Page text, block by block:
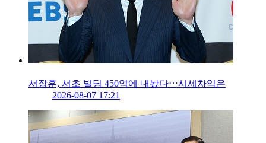
서장훈, 서초 빌딩 450억에 내놨다⋯시세차익은
2026-08-07 17:21